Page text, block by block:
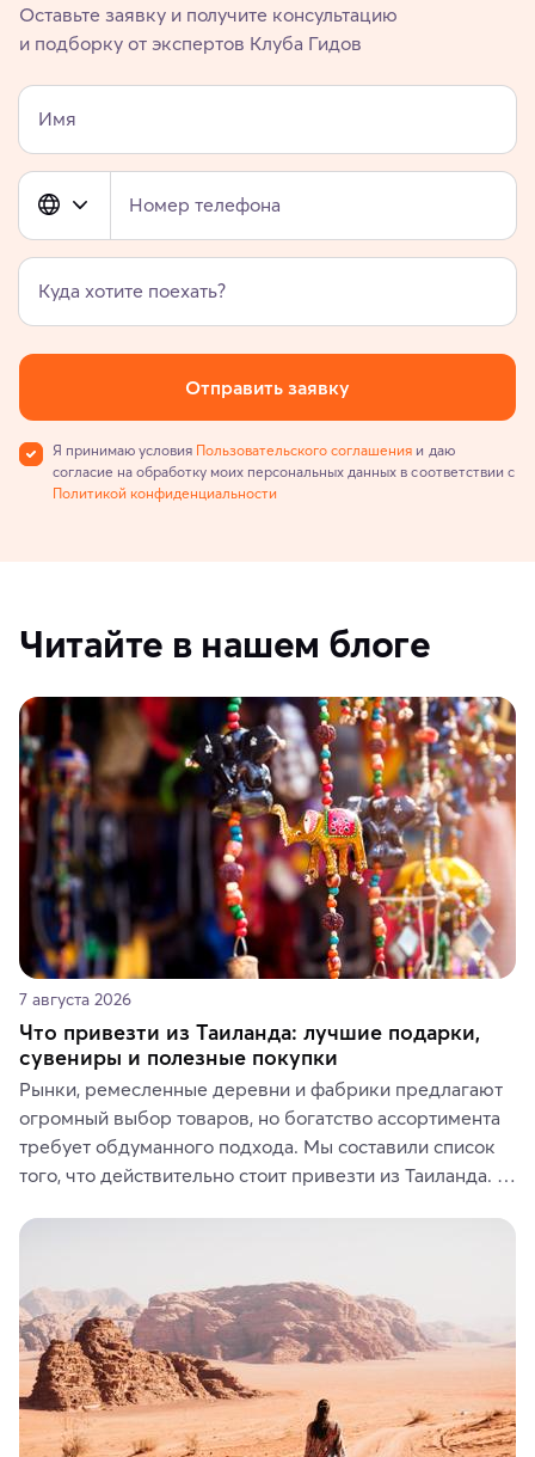
Оставьте заявку и получите консультацию
и подборку от экспертов Клуба Гидов
Имя
Номер телефона
Куда хотите поехать?
Отправить заявку
Я принимаю условия Пользовательского соглашения и даю
согласие на обработку моих персональных данных в соответствии с
Политикой конфиденциальности
Читайте в нашем блоге
7 августа 2026
Что привезти из Таиланда: лучшие подарки,
сувениры и полезные покупки
Рынки, ремесленные деревни и фабрики предлагают
огромный выбор товаров, но богатство ассортимента
требует обдуманного подхода. Мы составили список
того, что действительно стоит привезти из Таиланда.
средства, одежду, украшения, предметы интерьера
где их купить.